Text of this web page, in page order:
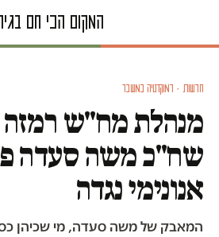
חדשות · דמוקרטיה במשבר
מנהלת מח"ש רמזה
שח"כ משה סעדה
אנונימי נגדה
המאבק של משה סעדה, מי שכיהן